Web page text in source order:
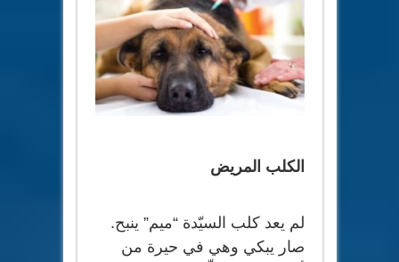
الكلب المريض
لم يعد كلب السيّدة “ميم” ينبح.
صار يبكي وهي في حيرة من